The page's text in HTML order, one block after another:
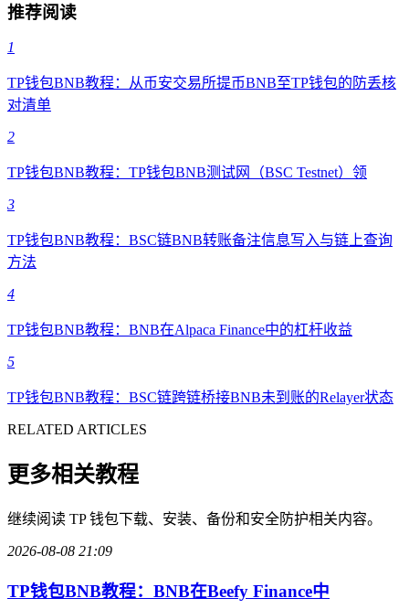
推荐阅读
1
TP钱包BNB教程：从币安交易所提币BNB至TP钱包的防丢核
对清单
2
TP钱包BNB教程：TP钱包BNB测试网（BSC Testnet）领
3
TP钱包BNB教程：BSC链BNB转账备注信息写入与链上查询
方法
4
TP钱包BNB教程：BNB在Alpaca Finance中的杠杆收益
5
TP钱包BNB教程：BSC链跨链桥接BNB未到账的Relayer状态
RELATED ARTICLES
更多相关教程
继续阅读 TP 钱包下载、安装、备份和安全防护相关内容。
2026-08-08 21:09
TP钱包BNB教程：BNB在Beefy Finance中